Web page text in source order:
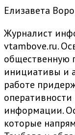
Елизавета
Журналист
vtambove.ru.
общественную
инициативы и
работе
информации.
которые